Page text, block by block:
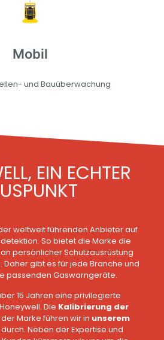
Mobil
und Bauüberwachung
EIN ECHTER
weltweit führenden Anbieter auf
So bietet die Marke die
persönlicher Schutzausrüstung
Daher gibt es für jede Branche und
passenden Gaswarngeräte.
15 Jahren eine privilegierte
Die Kalibrierung der
der Marke führen wir in unserem
Neben der Expertise und